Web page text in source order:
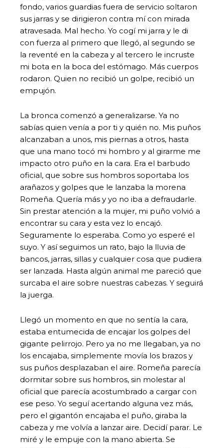
fondo, varios guardias fuera de servicio soltaron
sus jarras y se dirigieron contra mí con mirada
atravesada. Mal hecho. Yo cogí mi jarra y le di
con fuerza al primero que llegó, al segundo se
la reventé en la cabeza y al tercero le incruste
mi bota en la boca del estómago. Más cuerpos
rodaron. Quien no recibió un golpe, recibió un
empujón.
La bronca comenzó a generalizarse. Ya no
sabías quien venía a por ti y quién no. Mis puños
alcanzaban a unos, mis piernas a otros, hasta
que una mano tocó mi hombro y al girarme me
impacto otro puño en la cara. Era el barbudo
oficial, que sobre sus hombros soportaba los
arañazos y golpes que le lanzaba la morena
Romeña. Quería más y yo no iba a defraudarle.
Sin prestar atención a la mujer, mi puño volvió a
encontrar su cara y esta vez lo encajó.
Seguramente lo esperaba. Como yo esperé el
suyo. Y así seguimos un rato, bajo la lluvia de
bancos, jarras, sillas y cualquier cosa que pudiera
ser lanzada. Hasta algún animal me pareció que
surcaba el aire sobre nuestras cabezas. Y seguirá
la juerga.
‌Llegó un momento en que no sentía la cara,
estaba entumecida de encajar los golpes del
gigante pelirrojo. Pero ya no me llegaban, ya no
los encajaba, simplemente movía los brazos y
sus puños desplazaban el aire. Romeña parecía
dormitar sobre sus hombros, sin molestar al
oficial que parecía acostumbrado a cargar con
ese peso. Yo seguí acertando alguna vez más,
pero el gigantón encajaba el puño, giraba la
cabeza y me volvía a lanzar aire. Decidí parar. Le
miré y le empuje con la mano abierta. Se